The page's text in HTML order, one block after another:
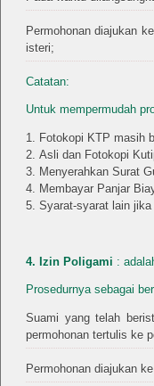
Permohonan diajukan
isteri;
Catatan:
Untuk mempermudah
Fotokopi KTP masih
Asli dan Fotokopi
Menyerahkan Surat
Membayar Panjar
Syarat-syarat lain
4. Izin Poligami :
Prosedurnya sebagai
Suami yang telah
permohonan tertulis ke
Permohonan diajukan